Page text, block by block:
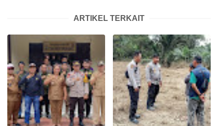
ARTIKEL TERKAIT